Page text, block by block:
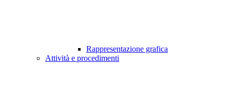
Rappresentazione grafica
Attività e procedimenti